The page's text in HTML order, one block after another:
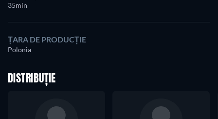
35min
ȚARA DE PRODUCȚIE
Polonia
DISTRIBUȚIE